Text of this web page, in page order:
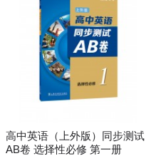
高中英语（上外版）同步测试
AB卷 选择性必修 第一册